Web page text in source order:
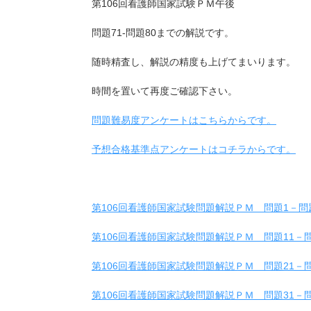
第106回看護師国家試験ＰＭ午後
問題71-問題80までの解説です。
随時精査し、解説の精度も上げてまいります。
時間を置いて再度ご確認下さい。
問題難易度アンケートはこちらからです。
予想合格基準点アンケートはコチラからです。
第106回看護師国家試験問題解説ＰＭ 問題1－問
第106回看護師国家試験問題解説ＰＭ 問題11－
第106回看護師国家試験問題解説ＰＭ 問題21－
第106回看護師国家試験問題解説ＰＭ 問題31－